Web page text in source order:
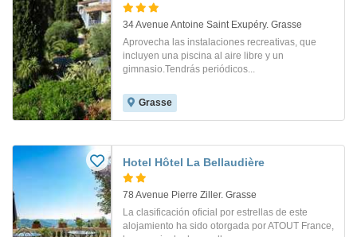
34 Avenue Antoine Saint Exupéry. Grasse
Aprovecha las instalaciones recreativas, que
incluyen una piscina al aire libre y un
gimnasio.Tendrás periódicos...
Grasse
Hotel Hôtel La Bellaudière
78 Avenue Pierre Ziller. Grasse
La clasificación oficial por estrellas de este
alojamiento ha sido otorgada por ATOUT France,